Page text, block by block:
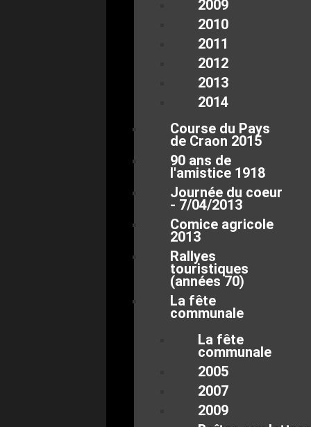
2009
2010
2011
2012
2013
2014
Course du Pays
de Craon 2015
90 ans de
l'amistice 1918
Journée du coeur
- 7/04/2013
Comice agricole
2013
Rallyes
touristiques
(années 70)
La fête
communale
La fête
communale
2005
2007
2009